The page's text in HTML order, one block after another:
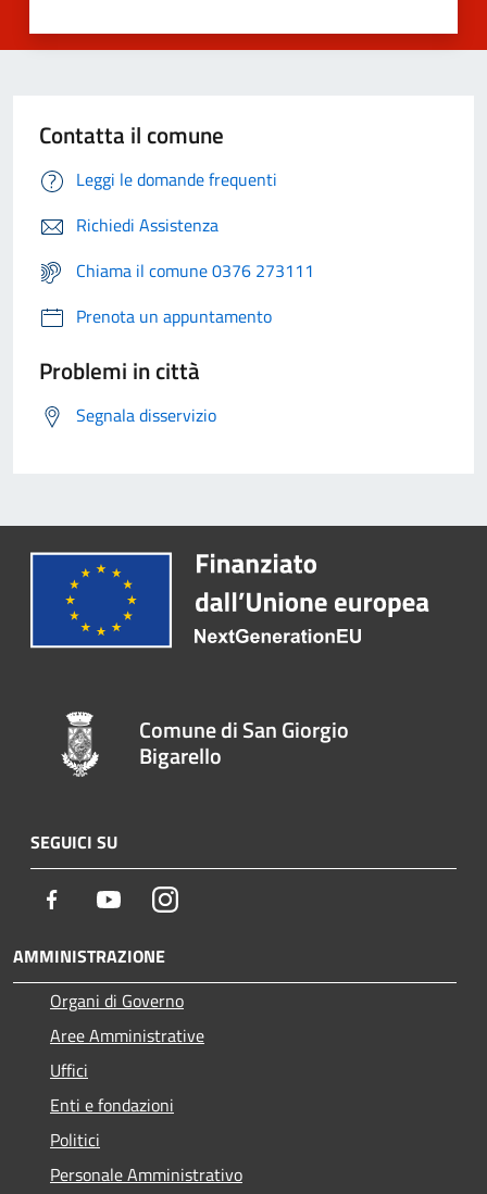
Contatta il comune
Leggi le domande frequenti
Richiedi Assistenza
Chiama il comune 0376 273111
Prenota un appuntamento
Problemi in città
Segnala disservizio
Comune di San Giorgio
Bigarello
SEGUICI SU
Facebook YoutubeInstagram
AMMINISTRAZIONE
Organi di Governo
Aree Amministrative
Uffici
Enti e fondazioni
Politici
Personale Amministrativo